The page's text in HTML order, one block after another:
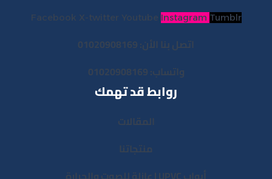
Facebook X-twitter Youtube Instagram Tumblr
اتصل بنا الأن: 01020908169
واتساب: 01020908169
روابط قد تهمك
المقالات
منتجاتنا